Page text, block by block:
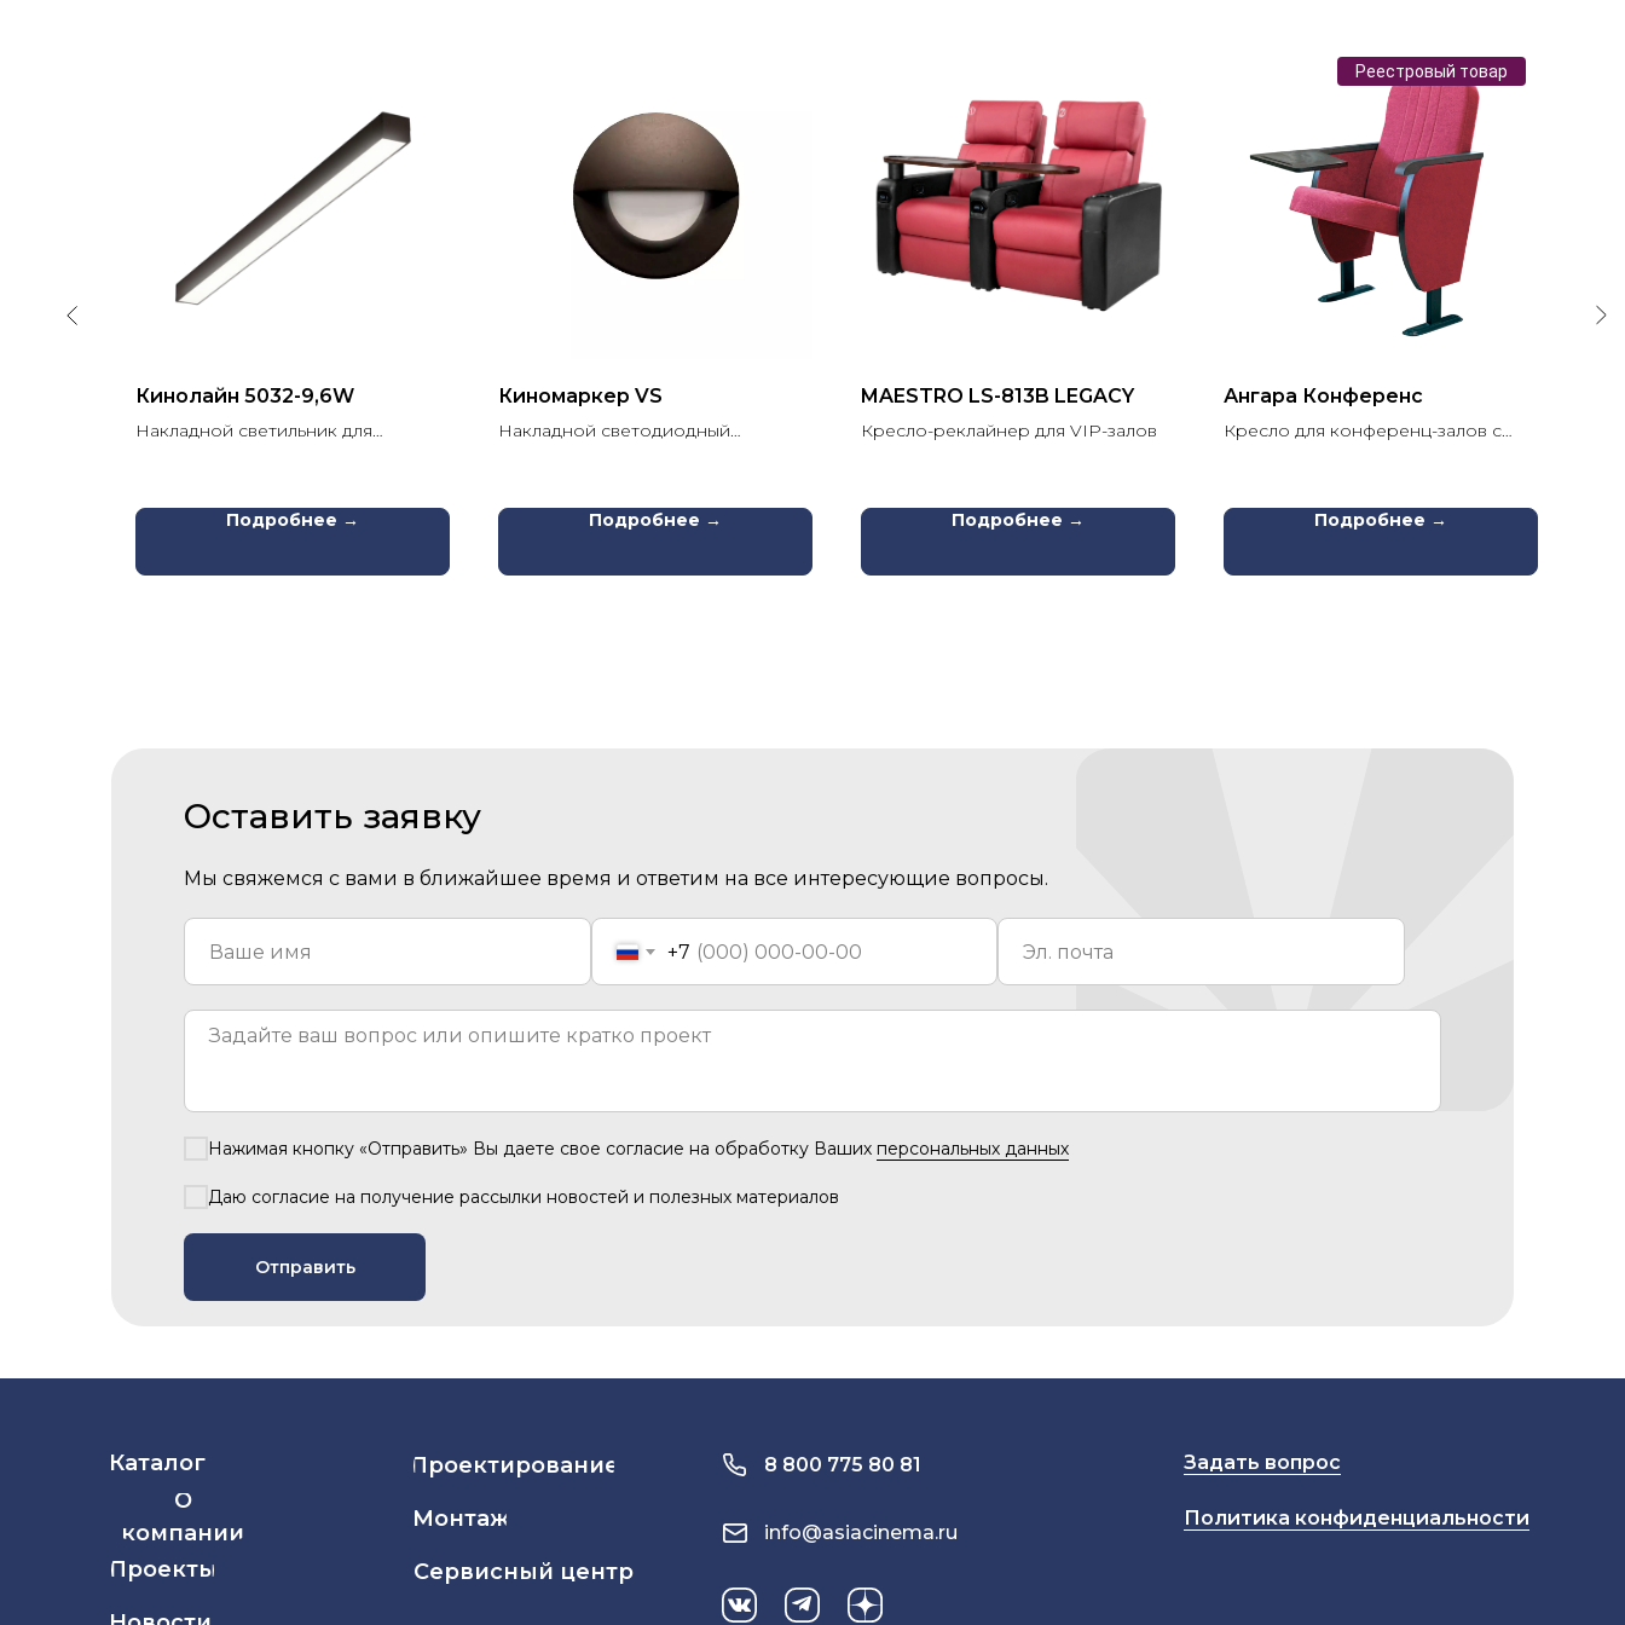
Кинолайн 5032-9,6W
Накладной светильник для
Подробнее →
Киномаркер VS
Накладной светодиодный
Подробнее →
MAESTRO LS-813B LEGACY
Кресло-реклайнер для VIP-залов
Подробнее →
Реестровый товар
Ангара Конференс
Кресло для конференц-залов с
Подробнее →
+7
Нажимая кнопку «Отправить» Вы даете свое согласие на обработку Ваших персональных данных
Даю согласие на получение рассылки новостей и полезных материалов
Отправить
Оставить заявку
Мы свяжемся с вами в ближайшее время и ответим на все интересующие вопросы.
8 800 775 80 81
info@asiacinema.ru
Задать вопрос
Политика конфиденциальности
Каталог
Проектирование
Монтаж
Сервисный центр
О
компании
Проекты